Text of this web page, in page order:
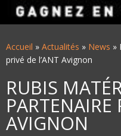
Accueil » Actualités » News »
privé de l’ANT Avignon
RUBIS
PARTENAIRE
AVIGNON